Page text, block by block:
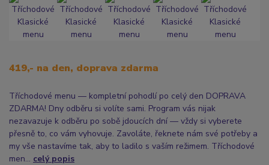
419,- na den, doprava zdarma
Tříchodové menu — kompletní pohodlí po celý den DOPRAVA
ZDARMA! Dny odběru si volíte sami. Program vás nijak
nezavazuje k odběru po sobě jdoucích dní — vždy si vyberete
přesně to, co vám vyhovuje. Zavoláte, řeknete nám své potřeby a
my vše nastavíme tak, aby to ladilo s vaším režimem. Tříchodové
men... celý popis